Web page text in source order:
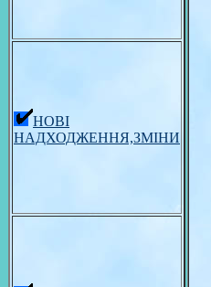
НОВІ
НАДХОДЖЕННЯ,ЗМІНИ